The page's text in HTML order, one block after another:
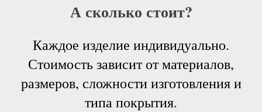
А сколько стоит?
Каждое изделие индивидуально.
Стоимость зависит от материалов,
размеров, сложности изготовления и
типа покрытия.